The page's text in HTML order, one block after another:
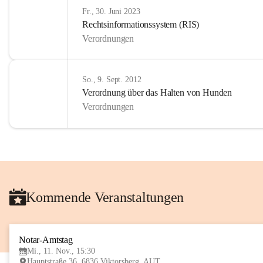
Fr., 30. Juni 2023
Rechtsinformationssystem (RIS)
Verordnungen
So., 9. Sept. 2012
Verordnung über das Halten von Hunden
Verordnungen
Kommende Veranstaltungen
Notar-Amtstag
Mi., 11. Nov., 15:30